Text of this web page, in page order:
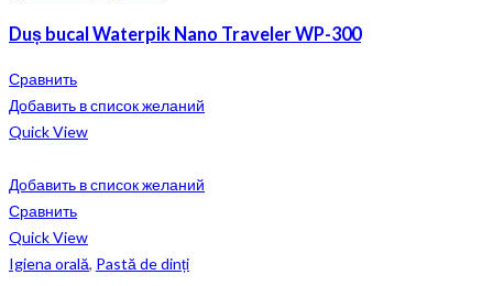
Duș bucal Waterpik Nano Traveler WP-300
Сравнить
Добавить в список желаний
Quick View
Добавить в список желаний
Сравнить
Quick View
Igiena orală, Pastă de dinți